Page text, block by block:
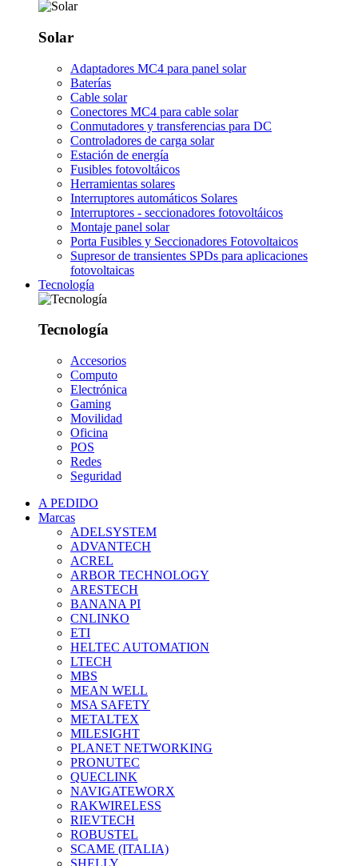
Solar
Adaptadores MC4 para panel solar
Baterías
Cable solar
Conectores MC4 para cable solar
Conmutadores y transferencias para DC
Controladores de carga solar
Estación de energía
Fusibles fotovoltáicos
Herramientas solares
Interruptores automáticos Solares
Interruptores - seccionadores fotovoltáicos
Montaje panel solar
Porta Fusibles y Seccionadores Fotovoltaicos
Supresor de transientes SPDs para aplicaciones
fotovoltaicas
Tecnología
Tecnología
Accesorios
Computo
Electrónica
Gaming
Movilidad
Oficina
POS
Redes
Seguridad
A PEDIDO
Marcas
ADELSYSTEM
ADVANTECH
ACREL
ARBOR TECHNOLOGY
ARESTECH
BANANA PI
CNLINKO
ETI
HELTEC AUTOMATION
LTECH
MBS
MEAN WELL
MSA SAFETY
METALTEX
MILESIGHT
PLANET NETWORKING
PRONUTEC
QUECLINK
NAVIGATEWORX
RAKWIRELESS
RIEVTECH
ROBUSTEL
SCAME (ITALIA)
SHELLY